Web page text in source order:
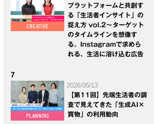
プラットフォームと共創す
る「生活者インサイト」の
捉え方 vol.2～ターゲット
のタイムラインを想像す
る。Instagramで求めら
れる、生活に溶け込む広告
7
2026/05/13
【第11回】先端生活者の調
査で見えてきた「生成AI×
買物」の利用動向